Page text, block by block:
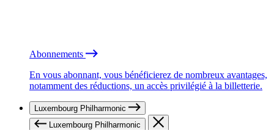
Abonnements
En vous abonnant, vous bénéficierez de nombreux avantages,
notamment des réductions, un accès privilégié à la billetterie.
Luxembourg Philharmonic
Luxembourg Philharmonic